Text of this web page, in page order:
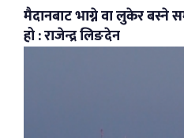
मैदानबाट भाग्ने वा लुकेर बस्ने
हो : राजेन्द्र लिङदेन